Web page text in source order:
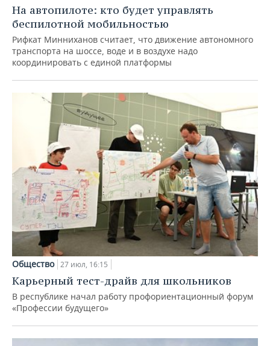
На автопилоте: кто будет управлять
беспилотной мобильностью
Рифкат Минниханов считает, что движение автономного
транспорта на шоссе, воде и в воздухе надо
координировать с единой платформы
Общество 27 июл, 16:15
Карьерный тест-драйв для школьников
В республике начал работу профориентационный форум
«Профессии будущего»